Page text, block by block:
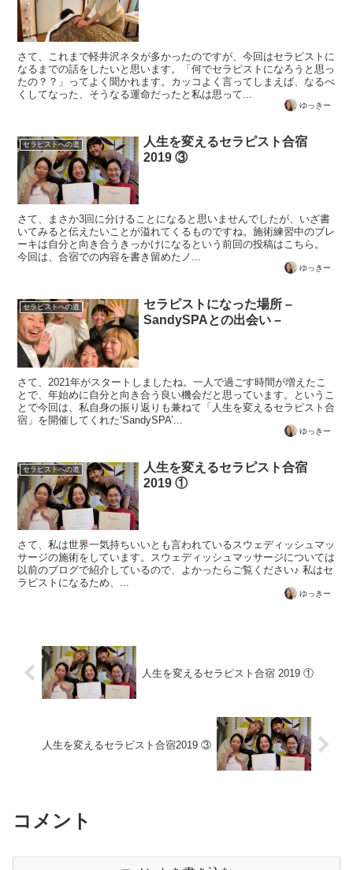
さて、これまで軽井沢ネタが多かったのですが、今回はセラピストに
なるまでの話をしたいと思います。「何でセラピストになろうと思っ
たの？？」ってよく聞かれます。カッコよく言ってしまえば、なるべ
くしてなった、そうなる運命だったと私は思って...
ゆっきー
セラピストへの道
人生を変えるセラピスト合宿
2019 ③
さて、まさか3回に分けることになると思いませんでしたが、いざ書
いてみると伝えたいことが溢れてくるものですね。施術練習中のブレ
ーキは自分と向き合うきっかけになるという前回の投稿はこちら。
今回は、合宿での内容を書き留めたノ...
ゆっきー
セラピストへの道
セラピストになった場所 –
SandySPAとの出会い –
さて、2021年がスタートしましたね。一人で過ごす時間が増えたこ
とで、年始めに自分と向き合う良い機会だと思っています。というこ
とで今回は、私自身の振り返りも兼ねて「人生を変えるセラピスト合
宿」を開催してくれた‘SandySPA’...
ゆっきー
セラピストへの道
人生を変えるセラピスト合宿
2019 ①
さて、私は世界一気持ちいいとも言われているスウェディッシュマッ
サージの施術をしています。スウェディッシュマッサージについては
以前のブログで紹介しているので、よかったらご覧ください♪ 私はセ
ラピストになるため、...
ゆっきー
人生を変えるセラピスト合宿 2019 ①
人生を変えるセラピスト合宿2019 ③
コメント